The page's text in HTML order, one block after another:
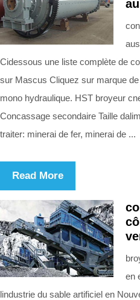
Cidessous une liste complète de
sur Mascus Cliquez sur marque
mono hydraulique. HST broyeur
Concassage secondaire Taille
traiter: minerai de fer, minerai de ...
Read More
en
lindustrie du sable artificiel en